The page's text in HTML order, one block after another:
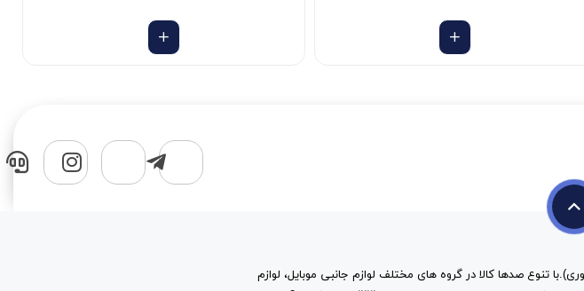
تنوع صدها کالا در گروه های مختلف لوازم جانبی موبایل، لوازم